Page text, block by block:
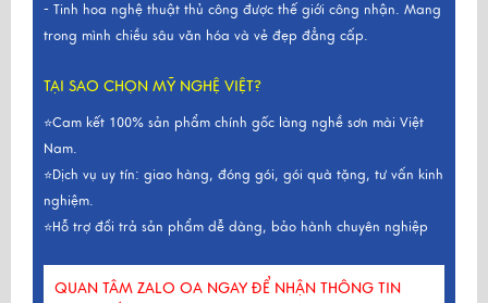
- Tinh hoa nghệ thuật thủ công được thế giới công nhận. Mang
trong mình chiều sâu văn hóa và vẻ đẹp đẳng cấp.
TẠI SAO CHỌN MỸ NGHỆ VIỆT?
⭐Cam kết 100% sản phẩm chính gốc làng nghề sơn mài Việt
Nam.
⭐Dịch vụ uy tín: giao hàng, đóng gói, gói quà tặng, tư vấn kinh
nghiệm.
⭐Hỗ trợ đổi trả sản phẩm dễ dàng, bảo hành chuyên nghiệp
QUAN TÂM ZALO OA NGAY ĐỂ NHẬN THÔNG TIN